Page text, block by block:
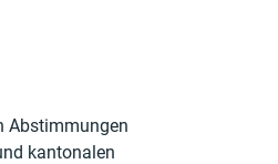
Abstimmungen
kantonalen